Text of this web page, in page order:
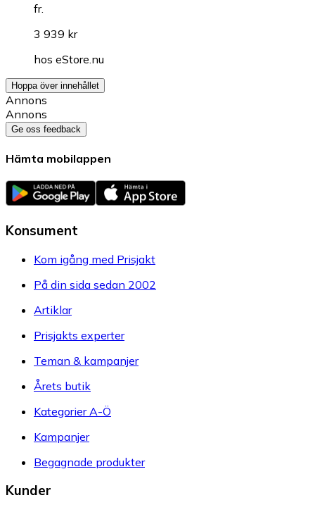
fr.
3 939 kr
hos eStore.nu
Hoppa över innehållet
Annons
Annons
Ge oss feedback
Hämta mobilappen
Konsument
Kom igång med Prisjakt
På din sida sedan 2002
Artiklar
Prisjakts experter
Teman & kampanjer
Årets butik
Kategorier A-Ö
Kampanjer
Begagnade produkter
Kunder